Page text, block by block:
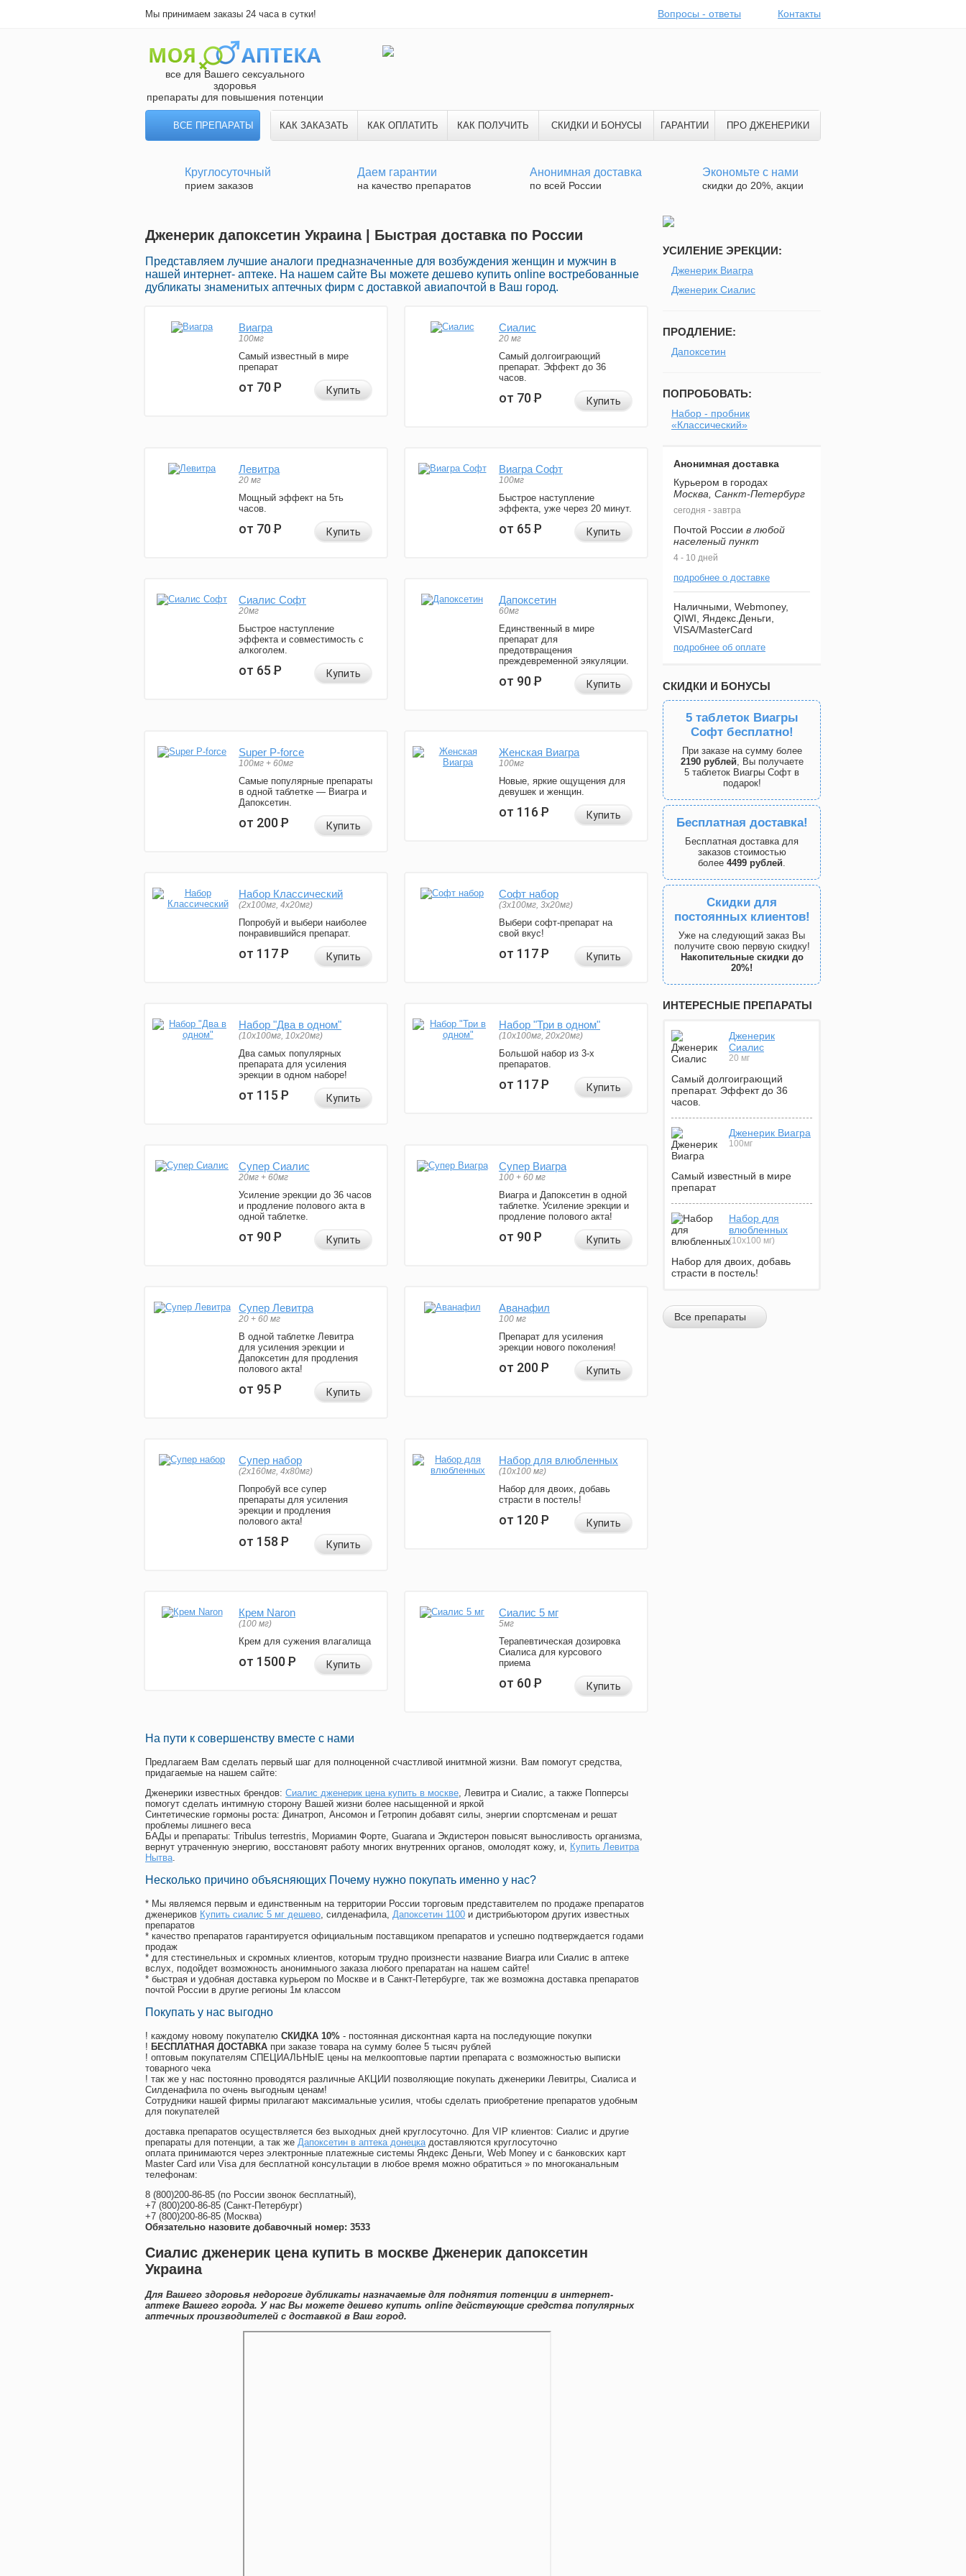
Мы принимаем заказы 24 часа в сутки! Вопросы - ответы Контакты
все для Вашего сексуального
здоровья
препараты для повышения потенции
ВСЕ ПРЕПАРАТЫ КАК ЗАКАЗАТЬ КАК ОПЛАТИТЬ КАК ПОЛУЧИТЬ СКИДКИ И БОНУСЫ ГАРАНТИИ ПРО ДЖЕНЕРИКИ
Круглосуточный
прием заказов
Даем гарантии
на качество препаратов
Анонимная доставка
по всей России
Экономьте с нами
скидки до 20%, акции
Дженерик дапоксетин Украина | Быстрая доставка по России
Представляем лучшие аналоги предназначенные для возбуждения женщин и мужчин в
нашей интернет- аптеке. На нашем сайте Вы можете дешево купить online востребованные
дубликаты знаменитых аптечных фирм с доставкой авиапочтой в Ваш город.
Виагра
100мг
Самый известный в мире
препарат
от 70Р Купить
Сиалис
20 мг
Самый долгоиграющий
препарат. Эффект до 36
часов.
от 70Р Купить
Левитра
20 мг
Мощный эффект на 5ть
часов.
от 70Р Купить
Виагра Софт
100мг
Быстрое наступление
эффекта, уже через 20 минут.
от 65Р Купить
Сиалис Софт
20мг
Быстрое наступление
эффекта и совместимость с
алкоголем.
от 65Р Купить
Дапоксетин
60мг
Единственный в мире
препарат для
предотвращения
преждевременной эякуляции.
от 90Р Купить
Super P-force
100мг + 60мг
Самые популярные препараты
в одной таблетке — Виагра и
Дапоксетин.
от 200Р Купить
Женская Виагра
100мг
Новые, яркие ощущения для
девушек и женщин.
от 116Р Купить
Набор Классический
(2x100мг, 4x20мг)
Попробуй и выбери наиболее
понравившийся препарат.
от 117Р Купить
Софт набор
(3x100мг, 3x20мг)
Выбери софт-препарат на
свой вкус!
от 117Р Купить
Набор "Два в одном"
(10x100мг, 10x20мг)
Два самых популярных
препарата для усиления
эрекции в одном наборе!
от 115Р Купить
Набор "Три в одном"
(10x100мг, 20x20мг)
Большой набор из 3-х
препаратов.
от 117Р Купить
Супер Сиалис
20мг + 60мг
Усиление эрекции до 36 часов
и продление полового акта в
одной таблетке.
от 90Р Купить
Супер Виагра
100 + 60 мг
Виагра и Дапоксетин в одной
таблетке. Усиление эрекции и
продление полового акта!
от 90Р Купить
Супер Левитра
20 + 60 мг
В одной таблетке Левитра
для усиления эрекции и
Дапоксетин для продления
полового акта!
от 95Р Купить
Аванафил
100 мг
Препарат для усиления
эрекции нового поколения!
от 200Р Купить
Супер набор
(2х160мг, 4х80мг)
Попробуй все супер
препараты для усиления
эрекции и продления
полового акта!
от 158Р Купить
Набор для влюбленных
(10х100 мг)
Набор для двоих, добавь
страсти в постель!
от 120Р Купить
Крем Naron
(100 мг)
Крем для сужения влагалища
от 1500Р Купить
Сиалис 5 мг
5мг
Терапевтическая дозировка
Сиалиса для курсового
приема
от 60Р Купить
На пути к совершенству вместе с нами
Предлагаем Вам сделать первый шаг для полноценной счастливой инитмной жизни. Вам помогут средства,
придагаемые на нашем сайте:
Дженерики известных брендов: Сиалис дженерик цена купить в москве, Левитра и Сиалис, а также Попперсы
помогут сделать интимную сторону Вашей жизни более насыщенной и яркой
Синтетические гормоны роста: Динатроп, Ансомон и Гетропин добавят силы, энергии спортсменам и решат
проблемы лишнего веса
БАДы и препараты: Tribulus terrestris, Мориамин Форте, Guarana и Экдистерон повысят выносливость организма,
вернут утраченную энергию, восстановят работу многих внутренних органов, омолодят кожу, и, Купить Левитра
Нытва.
Несколько причино объясняющих Почему нужно покупать именно у нас?
* Мы являемся первым и единственным на территории России торговым представителем по продаже препаратов
дженериков Купить сиалис 5 мг дешево, силденафила, Дапоксетин 1100 и дистрибьютором других известных
препаратов
* качество препаратов гарантируется официальным поставщиком препаратов и успешно подтверждается годами
продаж
* для стестинельных и скромных клиентов, которым трудно произнести название Виагра или Сиалис в аптеке
вслух, подойдет возможность анонимныого заказа любого препаратан на нашем сайте!
* быстрая и удобная доставка курьером по Москве и в Санкт-Петербурге, так же возможна доставка препаратов
почтой России в другие регионы 1м классом
Покупать у нас выгодно
! каждому новому покупателю СКИДКА 10% - постоянная дисконтная карта на последующие покупки
! БЕСПЛАТНАЯ ДОСТАВКА при заказе товара на сумму более 5 тысяч рублей
! оптовым покупателям СПЕЦИАЛЬНЫЕ цены на мелкооптовые партии препарата с возможностью выписки
товарного чека
! так же у нас постоянно проводятся различные АКЦИИ позволяющие покупать дженерики Левитры, Сиалиса и
Силденафила по очень выгодным ценам!
Cотрудники нашей фирмы прилагают максимальные усилия, чтобы сделать приобретение препаратов удобным
для покупателей
доставка препаратов осуществляется без выходных дней круглосуточно. Для VIP клиентов: Сиалис и другие
препараты для потенции, а так же Дапоксетин в аптека донецкадоставляются круглосуточно
оплата принимаются через электронные платежные системы Яндекс Деньги, Web Money и с банковских карт
Master Card или Visa для бесплатной консультации в любое время можно обратиться » по многоканальным
телефонам:
8 (800)200-86-85 (по России звонок бесплатный),
+7 (800)200-86-85 (Санкт-Петербург)
+7 (800)200-86-85 (Москва)
Обязательно назовите добавочный номер: 3533
Сиалис дженерик цена купить в москве Дженерик дапоксетин
Украина
Для Вашего здоровья недорогие дубликаты назначаемые для поднятия потенции в интернет-
аптеке Вашего города. У нас Вы можете дешево купить online действующие средства популярных
аптечных производителей с доставкой в Ваш город.
УСИЛЕНИЕ ЭРЕКЦИИ:
Дженерик Виагра
Дженерик Сиалис
ПРОДЛЕНИЕ:
Дапоксетин
ПОПРОБОВАТЬ:
Набор - пробник
«Классический»
Анонимная доставка
Курьером в городах
Москва, Санкт-Петербург
сегодня - завтра
Почтой России в любой
населеный пункт
4 - 10 дней
подробнее о доставке
Наличными, Webmoney,
QIWI, Яндекс.Деньги,
VISA/MasterCard
подробнее об оплате
СКИДКИ И БОНУСЫ
5 таблеток Виагры
Софт бесплатно!
При заказе на сумму более
2190 рублей, Вы получаете
5 таблеток Виагры Софт в
подарок!
Бесплатная доставка!
Бесплатная доставка для
заказов стоимостью
более 4499 рублей.
Скидки для
постоянных клиентов!
Уже на следующий заказ Вы
получите свою первую скидку!
Накопительные скидки до
20%!
ИНТЕРЕСНЫЕ ПРЕПАРАТЫ
Дженерик
Сиалис
20 мг
Самый долгоиграющий
препарат. Эффект до 36
часов.
Дженерик Виагра
100мг
Самый известный в мире
препарат
Набор для
влюбленных
(10х100 мг)
Набор для двоих, добавь
страсти в постель!
Все препараты